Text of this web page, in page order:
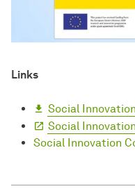
Links
Social
Social
Social Innovation